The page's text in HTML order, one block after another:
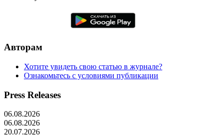
Авторам
Хотите увидеть свою статью в журнале?
Ознакомьтесь с условиями публикации
Press Releases
06.08.2026
06.08.2026
20.07.2026